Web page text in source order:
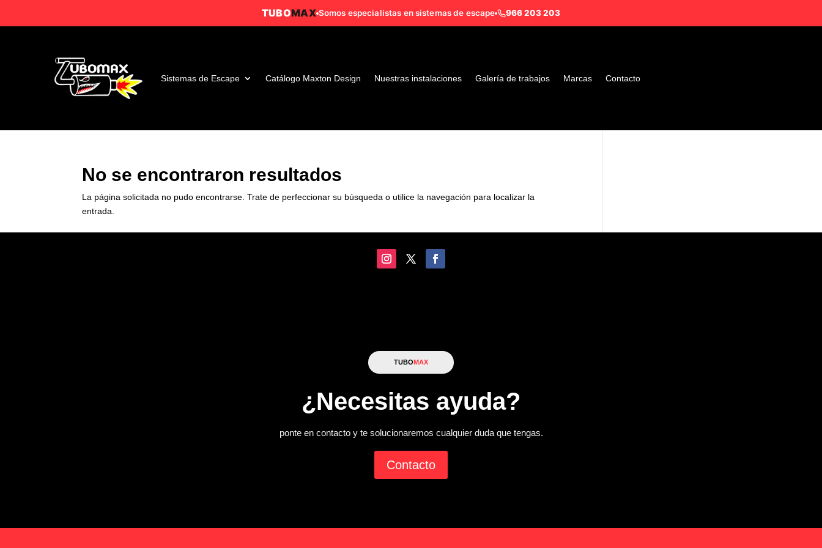
TUBOMAX Somos especialistas en sistemas de escape 966 203 203
Sistemas de Escape Catálogo Maxton Design Nuestras instalaciones Galería de trabajos Marcas Contacto
No se encontraron resultados
La página solicitada no pudo encontrarse. Trate de perfeccionar su búsqueda o utilice la navegación para localizar la
entrada.
TUBOMAX
¿Necesitas ayuda?
ponte en contacto y te solucionaremos cualquier duda que tengas.
Contacto